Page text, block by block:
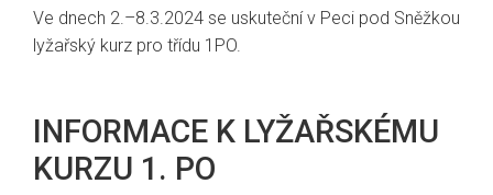
Ve dnech 2.–8.3.2024 se uskuteční v Peci pod Sněžkou
lyžařský kurz pro třídu 1PO.
INFORMACE K LYŽAŘSKÉMU
KURZU 1. PO